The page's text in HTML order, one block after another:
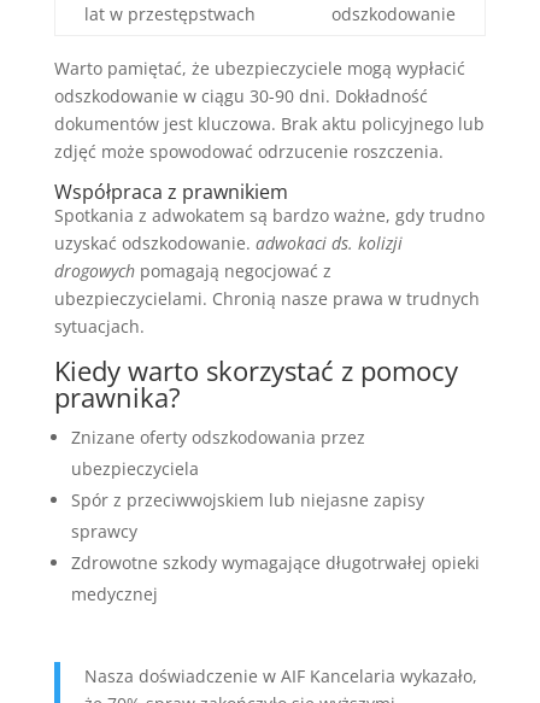
lat w przestępstwach
odszkodowanie
Warto pamiętać, że ubezpieczyciele mogą wypłacić
odszkodowanie w ciągu 30-90 dni. Dokładność
dokumentów jest kluczowa. Brak aktu policyjnego lub
zdjęć może spowodować odrzucenie roszczenia.
Współpraca z prawnikiem
Spotkania z adwokatem są bardzo ważne, gdy trudno
uzyskać odszkodowanie. adwokaci ds. kolizji
drogowychpomagają negocjować z
ubezpieczycielami. Chronią nasze prawa w trudnych
sytuacjach.
Kiedy warto skorzystać z pomocy
prawnika?
Znizane oferty odszkodowania przez
ubezpieczyciela
Spór z przeciwwojskiem lub niejasne zapisy
sprawcy
Zdrowotne szkody wymagające długotrwałej opieki
medycznej
Nasza doświadczenie w AIF Kancelaria wykazało,